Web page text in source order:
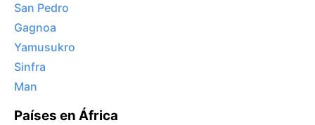
San Pedro
Gagnoa
Yamusukro
Sinfra
Man
Países en África